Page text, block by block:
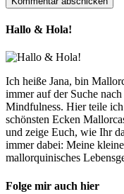
Hallo & Hola!
Ich heiße Jana, bin
immer auf der Suche
Mindfulness. Hier teile
schönsten Ecken
und zeige Euch, wie Ihr
immer dabei: Meine
mallorquinisches
Folge mir auch hier